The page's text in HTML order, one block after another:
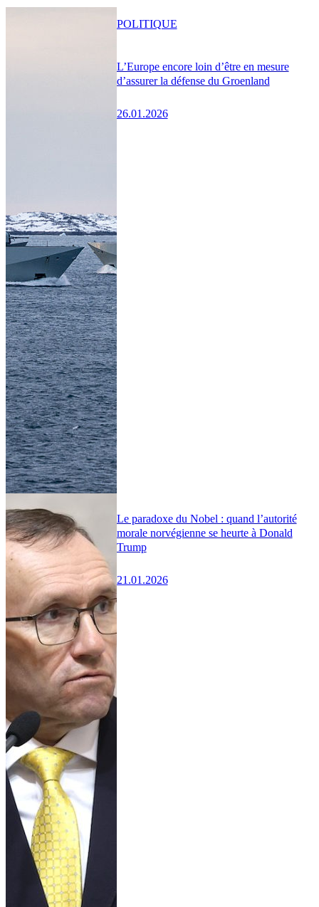
L’Europe encore loin d’être en mesure
d’assurer la défense du Groenland
26.01.2026
POLITIQUE
Le paradoxe du Nobel : quand l’autorité
morale norvégienne se heurte à Donald
Trump
21.01.2026